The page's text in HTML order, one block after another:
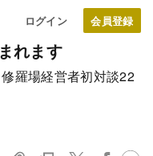
ログイン
れます
羅場経営者初対談22